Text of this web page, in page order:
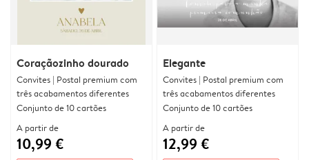
Coraçãozinho dourado
Convites | Postal premium com
três acabamentos diferentes
Conjunto de 10 cartões
A partir de
10,99 €
Elegante
Convites | Postal premium com
três acabamentos diferentes
Conjunto de 10 cartões
A partir de
12,99 €